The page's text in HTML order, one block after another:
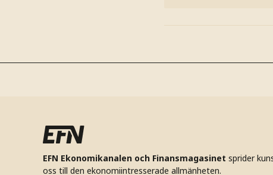
EFN Ekonomikanalen och Finansmagasinet sprider
oss till den ekonomiintresserade allmänheten.